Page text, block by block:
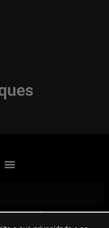
por E-mail